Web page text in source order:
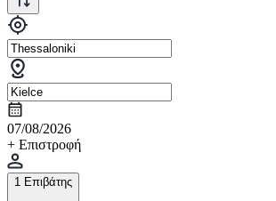
07/08/2026
+ Επιστροφή
1 Επιβάτης